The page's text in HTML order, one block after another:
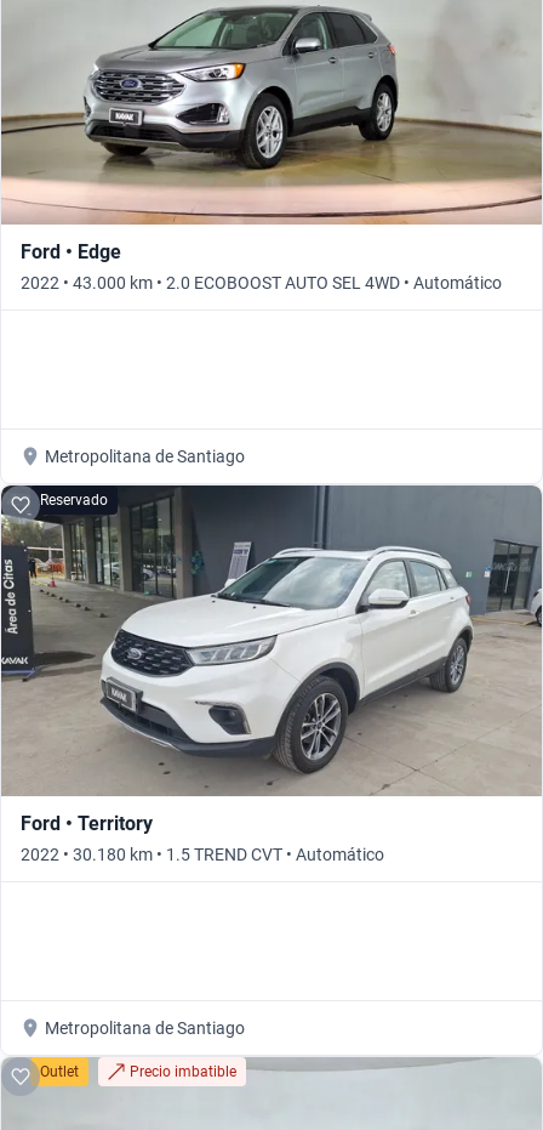
Ford • Edge
2022 • 43.000 km • 2.0 ECOBOOST AUTO SEL 4WD • Automático
Metropolitana de Santiago
Reservado
Ford • Territory
2022 • 30.180 km • 1.5 TREND CVT • Automático
Metropolitana de Santiago
Outlet Precio imbatible